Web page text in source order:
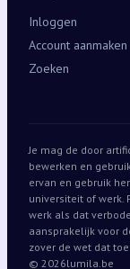
Inloggen
Account aanmaken
Zoeken
Je mag de door
bewerken en
ervan en gebruik
universiteit of werk.
werk als dat
aansprakelijk voor
zover de wet dat
© 2026lumila.be